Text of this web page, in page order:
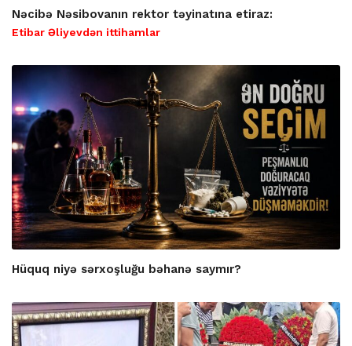
Nəcibə Nəsibovanın rektor təyinatına etiraz:
Etibar Əliyevdən ittihamlar
Hüquq niyə sərxoşluğu bəhanə saymır?